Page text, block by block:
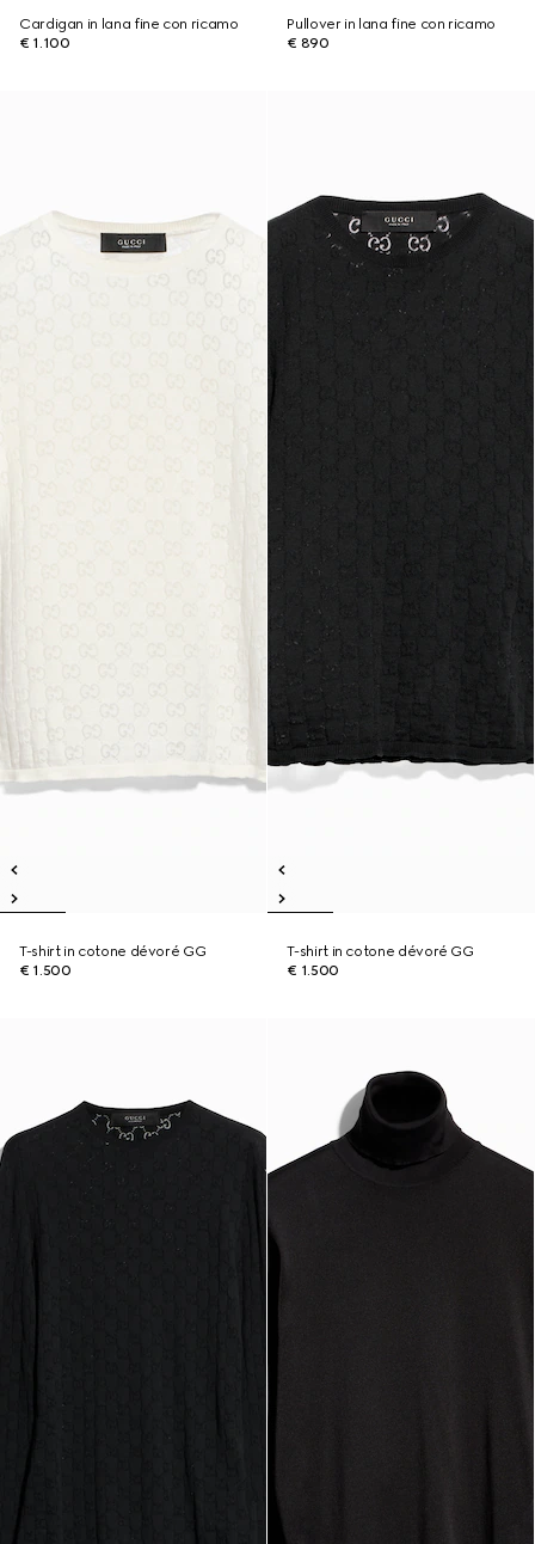
Cardigan in lana fine con ricamo
€ 1.100
Pullover in lana fine con ricamo
€ 890
T-shirt in cotone dévoré GG
€ 1.500
T-shirt in cotone dévoré GG
€ 1.500